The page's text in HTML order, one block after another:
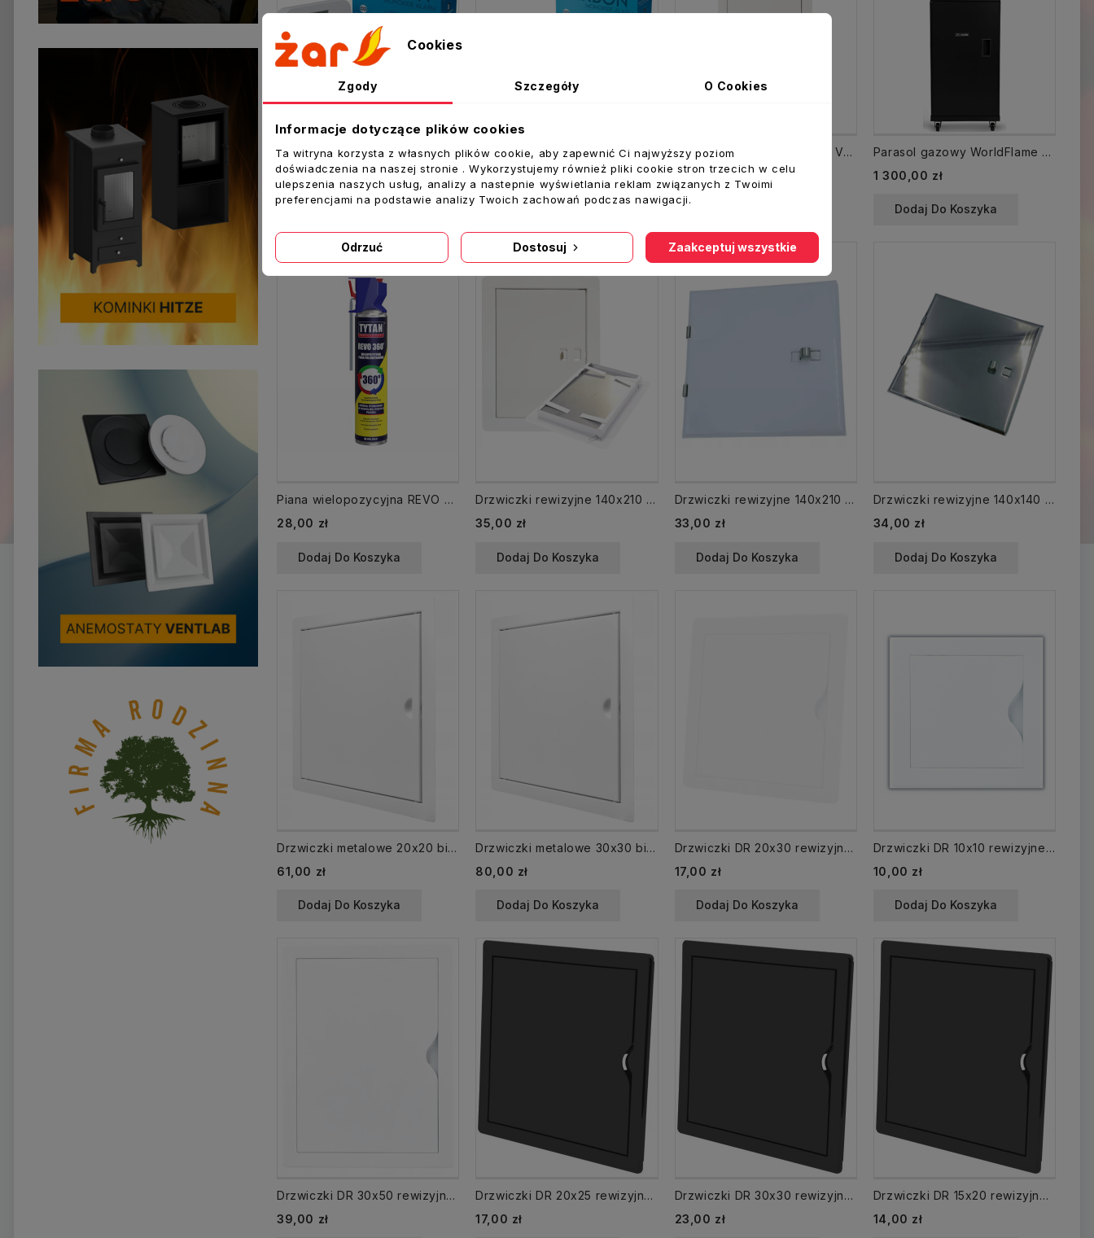
SHC-10W Czujnik Czadu CO Tlenku węgla baterie AA z Wi-Fi żywotność 10 lat
169,00 zł
Dodaj Do Koszyka
SHC-07D Czujnik Czadu tlentu węgla CO na baterie AA Żywotność 10 lat
110,00 zł
Dodaj Do Koszyka
Drzwiczki metalowe 30x50 VENTS rewizyjne 300x500 z uchwytem plastikowym
98,00 zł
Parasol gazowy WorldFlame WF-888+POKROWIEC
1 300,00 zł
Dodaj Do Koszyka
Piana wielopozycyjna REVO 360° 780 ml TYTAN PROFESSIONAL
28,00 zł
Dodaj Do Koszyka
Drzwiczki rewizyjne 140x210 mm 14x21 kominowe do wyczystki BIAŁE
35,00 zł
Dodaj Do Koszyka
Drzwiczki rewizyjne 140x210 mm 14x21 kominowe do wyczystki BIAŁE
33,00 zł
Dodaj Do Koszyka
Drzwiczki rewizyjne 140x140 mm nierdzewne 14x14 kominowe do wyczystki
34,00 zł
Dodaj Do Koszyka
Drzwiczki metalowe 20x20 białe maskujące rewizyjne AirRoxy
61,00 zł
Dodaj Do Koszyka
Drzwiczki metalowe 30x30 białe maskujące rewizyjne AirRoxy
80,00 zł
Dodaj Do Koszyka
Drzwiczki DR 20x30 rewizyjne 200x300 mm plastikowe białe
17,00 zł
Dodaj Do Koszyka
Drzwiczki DR 10x10 rewizyjne 100x00 mm plastikowe białe
10,00 zł
Dodaj Do Koszyka
Drzwiczki DR 30x50 rewizyjne 300x500 mm plastikowe białe
39,00 zł
Drzwiczki DR 20x25 rewizyjne 200x250 mm plastikowe grafitowe
17,00 zł
Drzwiczki DR 30x30 rewizyjne 300x300 mm plastikowe grafitowe
23,00 zł
Drzwiczki DR 15x20 rewizyjne 150x200 mm plastikowe grafitowe
14,00 zł
Cookies
Zgody Szczegóły O Cookies
Informacje dotyczące plików cookies
Ta witryna korzysta z własnych plików cookie, aby zapewnić Ci najwyższy poziom
doświadczenia na naszej stronie . Wykorzystujemy również pliki cookie stron trzecich w celu
ulepszenia naszych usług, analizy a nastepnie wyświetlania reklam związanych z Twoimi
preferencjami na podstawie analizy Twoich zachowań podczas nawigacji.
Odrzuć Dostosuj Zaakceptuj wszystkie